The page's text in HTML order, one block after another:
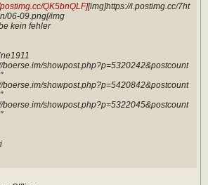
QK5bnQLF][img]https://i.postimg.cc/7ht
06-09.png[/img
kein fehler
boerse.im/showpost.php?p=5320242&postcount
boerse.im/showpost.php?p=5420842&postcount
boerse.im/showpost.php?p=5322045&postcount